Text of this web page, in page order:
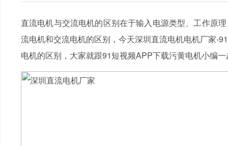
直流电机与交流电机的区别在于输入电源类型、工作原
流电机和交流电机的区别，今天深圳直流电机电机厂家-
电机的区别，大家就跟91短视频APP下载污黄电机小编